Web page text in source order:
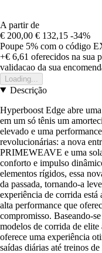
A partir de
€ 200,00 € 132,15 -34%
Poupe 5% com o código
+€ 6,61 oferecidos na sua
validacao da sua
Loading...
Descrição
Hyperboost Edge abre
em um só tênis um
elevado e uma
revolucionárias: a nova
PRIMEWEAVE e uma
conforto e impulso
elementos rígidos, essa
da passada, tornando-a
experiência de corrida
alta performance que
compromisso. Baseando-
modelos de corrida de
oferece uma experiência
saídas diárias até treinos